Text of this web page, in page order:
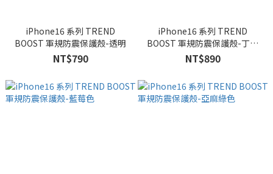
iPhone16 系列 TREND
BOOST 軍規防震保護殼-透明
NT$790
iPhone16 系列 TREND
BOOST 軍規防震保護殼-丁香
紫色
NT$890